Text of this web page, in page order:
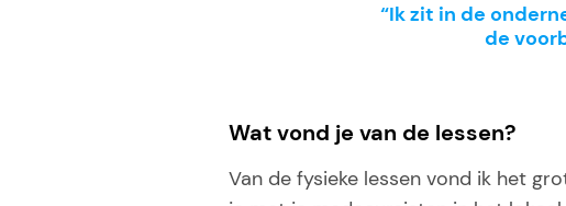
“Ik zit in de
de
Wat vond je van de lessen?
Van de fysieke lessen vond ik het